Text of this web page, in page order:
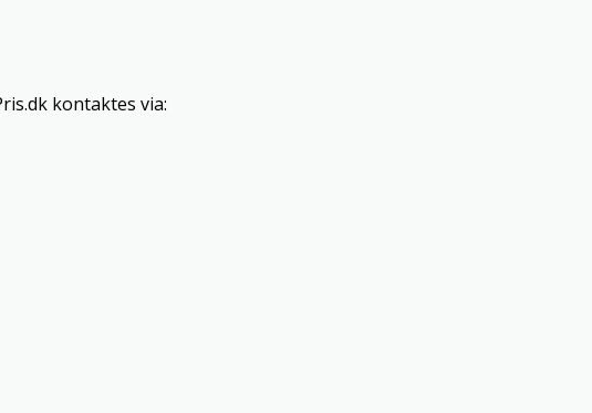
kontaktes via: